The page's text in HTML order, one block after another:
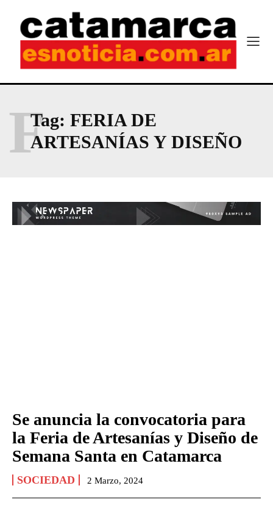
Tag: FERIA DE
ARTESANÍAS Y DISEÑO
F
Se anuncia la convocatoria para
la Feria de Artesanías y Diseño de
Semana Santa en Catamarca
SOCIEDAD 2 Marzo, 2024